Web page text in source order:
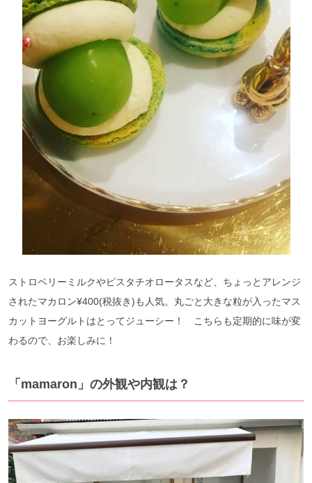
ストロベリーミルクやピスタチオロータスなど、ちょっとアレンジ
されたマカロン¥400(税抜き)も人気。丸ごと大きな粒が入ったマス
カットヨーグルトはとってジューシー！ こちらも定期的に味が変
わるので、お楽しみに！
「mamaron」の外観や内観は？